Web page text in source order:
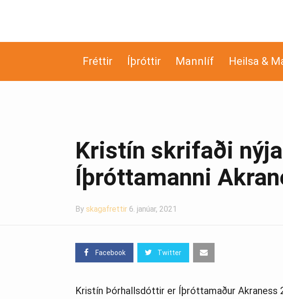
Fréttir Íþróttir Mannlíf Heilsa &
Kristín skrifaði
Íþróttamanni
By skagafrettir 6. janúar, 2021
Facebook Twitter
Kristín Þórhallsdóttir er Íþróttamaður Akraness